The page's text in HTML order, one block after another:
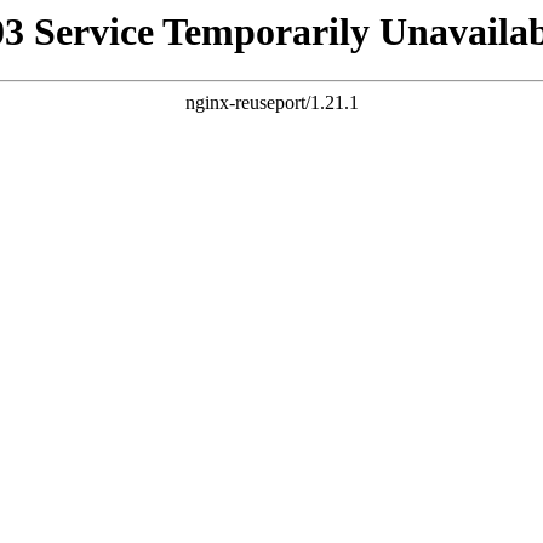
Service Temporarily
nginx-reuseport/1.21.1